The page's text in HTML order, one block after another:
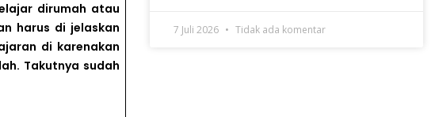
dirumah atau
harus di jelaskan
di karenakan
Takutnya sudah
7 Juli 2026 Tidak ada komentar